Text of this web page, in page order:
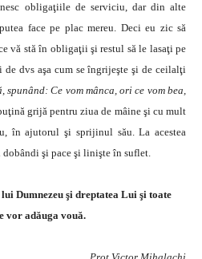
obligaţiile de serviciu, dar din alte
face pe plac mereu. Deci eu zic să
vă stă în obligaţii şi restul să le lasaţi pe
dvs aşa cum se îngrijeşte şi de ceilalţi
Ce vom mânca, ori ce vom bea,
grijă pentru ziua de mâine şi cu mult
în ajutorul şi sprijinul său. La acestea
şi pace şi linişte în suflet.
Dumnezeu şi dreptatea Lui şi toate
vor adăuga vouă.